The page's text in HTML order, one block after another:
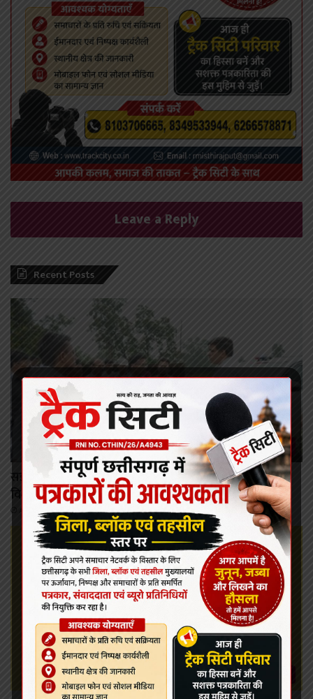
Leave a Reply
Recent Posts
कोरबा
सड़क निर्माण कार्यों में तेजी लाएं, ग्रामीणों की सुविधा का रखें
विशेष ध्यान: कलेक्टर दुदावत
August 7, 2026